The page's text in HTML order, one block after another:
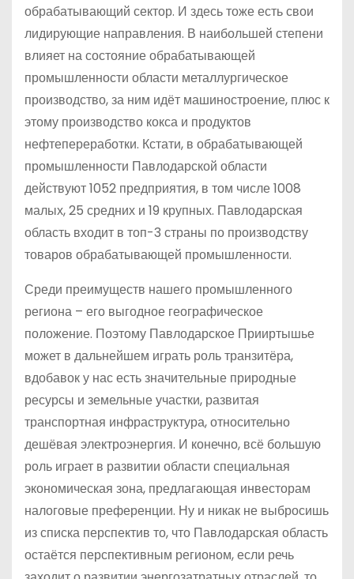
обрабатывающий сектор. И здесь тоже есть свои
лидирующие направления. В наибольшей степени
влияет на состояние обрабатывающей
промышленности области металлургическое
производство, за ним идёт машиностроение, плюс к
этому производство кокса и продуктов
нефтепереработки. Кстати, в обрабатывающей
промышленности Павлодарской области
действуют 1052 предприятия, в том числе 1008
малых, 25 средних и 19 крупных. Павлодарская
область входит в топ-3 страны по производству
товаров обрабатывающей промышленности.
Среди преимуществ нашего промышленного
региона – его выгодное географическое
положение. Поэтому Павлодарское Прииртышье
может в дальнейшем играть роль транзитёра,
вдобавок у нас есть значительные природные
ресурсы и земельные участки, развитая
транспортная инфраструктура, относительно
дешёвая электроэнергия. И конечно, всё большую
роль играет в развитии области специальная
экономическая зона, предлагающая инвесторам
налоговые преференции. Ну и никак не выбросишь
из списка перспектив то, что Павлодарская область
остаётся перспективным регионом, если речь